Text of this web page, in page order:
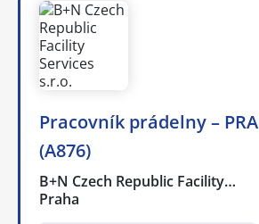
Pracovník prádelny –
(A876)
B+N Czech Republic Facility…
Praha